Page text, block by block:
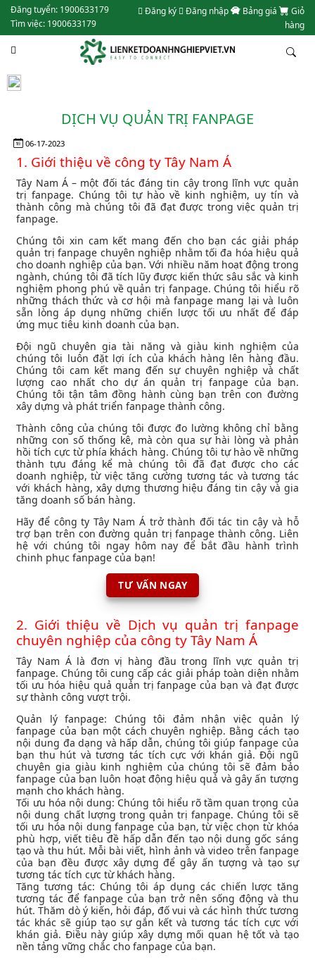
Đăng tuyển: 1900633179
Tìm việc: 1900633179
Đăng ký Đăng nhập Bảng giá
Giỏ
hàng
DỊCH VỤ QUẢN TRỊ FANPAGE
06-17-2023
1. Giới thiệu về công ty Tây Nam Á
Tây Nam Á – một đối tác đáng tin cậy trong lĩnh vực quản
trị fanpage. Chúng tôi tự hào về kinh nghiệm, uy tín và
thành công mà chúng tôi đã đạt được trong việc quản trị
fanpage.
Chúng tôi xin cam kết mang đến cho bạn các giải pháp
quản trị fanpage chuyên nghiệp nhằm tối đa hóa hiệu quả
cho doanh nghiệp của bạn. Với nhiều năm hoạt động trong
ngành, chúng tôi đã tích lũy được kiến thức sâu sắc và kinh
nghiệm phong phú về quản trị fanpage. Chúng tôi hiểu rõ
những thách thức và cơ hội mà fanpage mang lại và luôn
sẵn lòng áp dụng những chiến lược tối ưu nhất để đáp
ứng mục tiêu kinh doanh của bạn.
Đội ngũ chuyên gia tài năng và giàu kinh nghiệm của
chúng tôi luôn đặt lợi ích của khách hàng lên hàng đầu.
Chúng tôi cam kết mang đến sự chuyên nghiệp và chất
lượng cao nhất cho dự án quản trị fanpage của bạn.
Chúng tôi tận tâm đồng hành cùng bạn trên con đường
xây dựng và phát triển fanpage thành công.
Thành công của chúng tôi được đo lường không chỉ bằng
những con số thống kê, mà còn qua sự hài lòng và phản
hồi tích cực từ phía khách hàng. Chúng tôi tự hào về những
thành tựu đáng kể mà chúng tôi đã đạt được cho các
doanh nghiệp, từ việc tăng cường tương tác và tương tác
với khách hàng, xây dựng thương hiệu đáng tin cậy và gia
tăng doanh số bán hàng.
Hãy để công ty Tây Nam Á trở thành đối tác tin cậy và hỗ
trợ bạn trên con đường quản trị fanpage thành công. Liên
hệ với chúng tôi ngay hôm nay để bắt đầu hành trình
chinh phục fanpage của bạn!
TƯ VẤN NGAY
2. Giới thiệu về Dịch vụ quản trị fanpage
chuyên nghiệp của công ty Tây Nam Á
Tây Nam Á là đơn vị hàng đầu trong lĩnh vực quản trị
fanpage. Chúng tôi cung cấp các giải pháp toàn diện nhằm
tối ưu hóa hiệu quả quản trị fanpage của bạn và đạt được
sự thành công vượt trội.
Quản lý fanpage: Chúng tôi đảm nhận việc quản lý
fanpage của bạn một cách chuyên nghiệp. Bằng cách tạo
nội dung đa dạng và hấp dẫn, chúng tôi giúp fanpage của
bạn thu hút và tương tác tích cực với khán giả. Đội ngũ
chuyên gia giàu kinh nghiệm của chúng tôi sẽ đảm bảo
fanpage của bạn luôn hoạt động hiệu quả và gây ấn tượng
mạnh cho khách hàng.
Tối ưu hóa nội dung: Chúng tôi hiểu rõ tầm quan trọng của
nội dung chất lượng trong quản trị fanpage. Chúng tôi sẽ
tối ưu hóa nội dung fanpage của bạn, từ việc chọn từ khóa
phù hợp, viết tiêu đề hấp dẫn đến tạo nội dung gốc sáng
tạo và thu hút. Mỗi bài viết, hình ảnh và video trên fanpage
của bạn đều được xây dựng để gây ấn tượng và tạo sự
tương tác tích cực từ khách hàng.
Tăng tương tác: Chúng tôi áp dụng các chiến lược tăng
tương tác để fanpage của bạn trở nên sống động và thu
hút. Thăm dò ý kiến, hỏi đáp, đố vui và các hình thức tương
tác khác sẽ giúp tạo sự gắn kết và tương tác tích cực với
khán giả. Điều này giúp xây dựng mối quan hệ tốt và tạo
nền tảng vững chắc cho fanpage của bạn.